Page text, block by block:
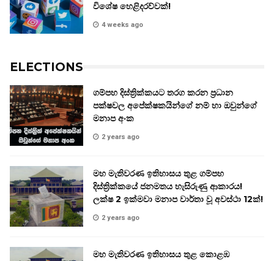
විශේෂ හෙළිදරව්වක්!
4 weeks ago
ELECTIONS
ගම්පහ දිස්ත්‍රික්කයට තරග කරන ප්‍රධාන
පක්ෂවල අපේක්ෂකයින්ගේ නම් හා ඔවුන්ගේ
මනාප අංක
2 years ago
මහ මැතිවරණ ඉතිහාසය තුළ ගම්පහ
දිස්ත්‍රික්කයේ ජනමතය හැසිරුණු ආකාරය!
ලක්ෂ 2 ඉක්මවා මනාප වාර්තා වූ අවස්ථා 12ක්!
2 years ago
මහ මැතිවරණ ඉතිහාසය තුළ කොළඹ